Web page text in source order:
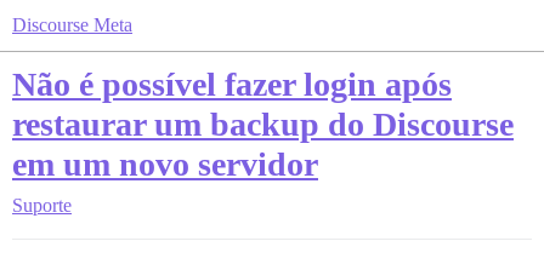
Discourse Meta
Não é possível fazer login após
restaurar um backup do Discourse
em um novo servidor
Suporte